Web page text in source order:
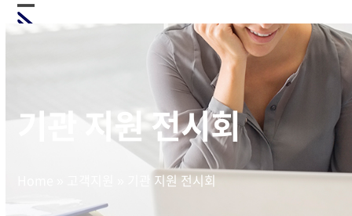
Skip
to Open
Close
기관 지원 전시회
기관 지원 전시회